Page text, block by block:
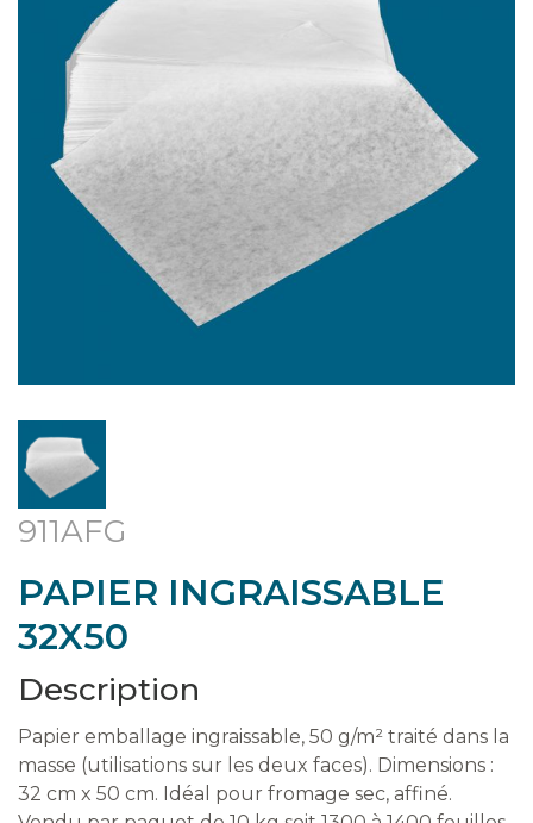
911AFG
PAPIER INGRAISSABLE
32X50
Description
Papier emballage ingraissable, 50 g/m² traité dans la
masse (utilisations sur les deux faces). Dimensions :
32 cm x 50 cm. Idéal pour fromage sec, affiné.